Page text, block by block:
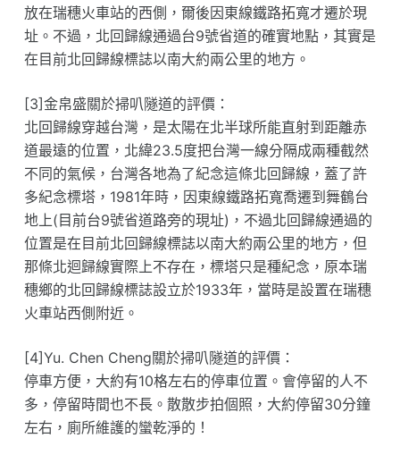
放在瑞穗火車站的西側，爾後因東線鐵路拓寬才遷於現
址。不過，北回歸線通過台9號省道的確實地點，其實是
在目前北回歸線標誌以南大約兩公里的地方。
[3]金帛盛關於掃叭隧道的評價：
北回歸線穿越台灣，是太陽在北半球所能直射到距離赤
道最遠的位置，北緯23.5度把台灣一線分隔成兩種截然
不同的氣候，台灣各地為了紀念這條北回歸線，蓋了許
多紀念標塔，1981年時，因東線鐵路拓寬喬遷到舞鶴台
地上(目前台9號省道路旁的現址)，不過北回歸線通過的
位置是在目前北回歸線標誌以南大約兩公里的地方，但
那條北迴歸線實際上不存在，標塔只是種紀念，原本瑞
穗鄉的北回歸線標誌設立於1933年，當時是設置在瑞穗
火車站西側附近。
[4]Yu. Chen Cheng關於掃叭隧道的評價：
停車方便，大約有10格左右的停車位置。會停留的人不
多，停留時間也不長。散散步拍個照，大約停留30分鐘
左右，廁所維護的蠻乾淨的！